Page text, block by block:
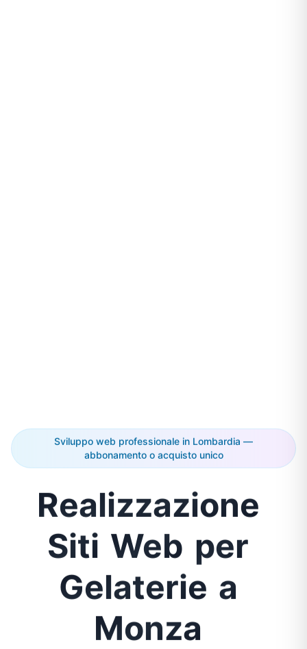
Sviluppo web professionale in Lombardia —
abbonamento o acquisto unico
Realizzazione
Siti Web per
Gelaterie a
Monza